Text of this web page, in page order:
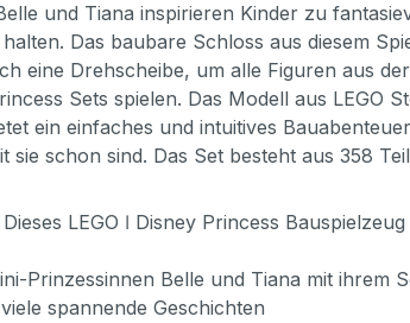
und Tiana inspirieren Kinder zu
Das baubare Schloss aus diesem
eine Drehscheibe, um alle Figuren aus
Sets spielen. Das Modell aus LEGO
ein einfaches und intuitives
schon sind. Das Set besteht aus 358
LEGO ǀ Disney Princess
Prinzessinnen Belle und Tiana mit ihrem
spannende Geschichten